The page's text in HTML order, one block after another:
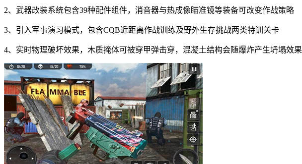
2、武器改装系统包含39种配件组件，消音器与热成像瞄准镜等装备可改变作战策略
3、引入军事演习模式，包含CQB近距离作战训练及野外生存挑战两类特训关卡
4、实时物理破坏效果，木质掩体可被穿甲弹击穿，混凝土结构会随爆炸产生坍塌效果